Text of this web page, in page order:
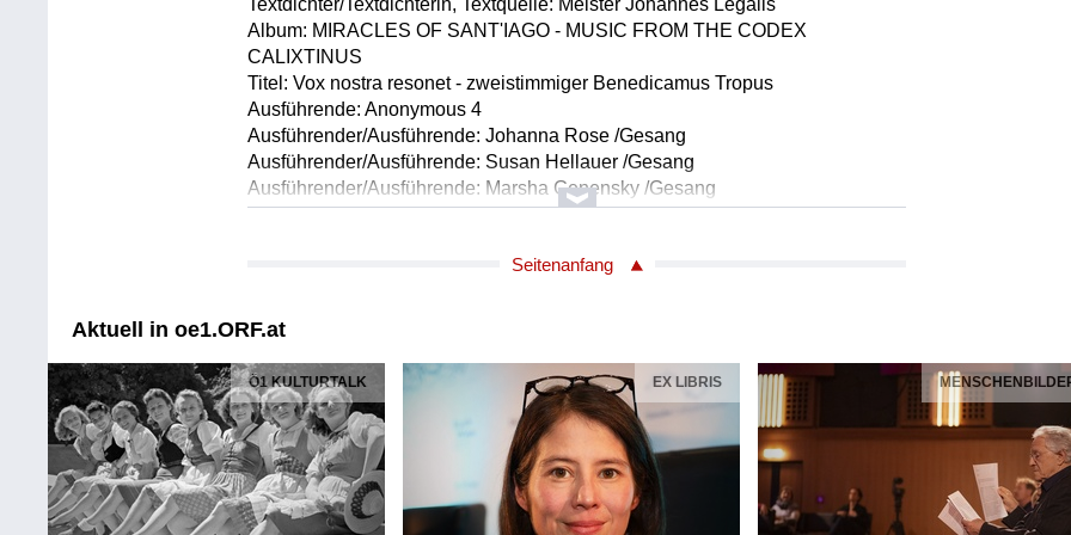
Textdichter/Textdichterin, Textquelle: Meister Johannes Legalis
Album: MIRACLES OF SANT'IAGO - MUSIC FROM THE CODEX
CALIXTINUS
Titel: Vox nostra resonet - zweistimmiger Benedicamus Tropus
Ausführende: Anonymous 4
Ausführender/Ausführende: Johanna Rose /Gesang
Ausführender/Ausführende: Susan Hellauer /Gesang
Ausführender/Ausführende: Marsha Genensky /Gesang
Ausführender/Ausführende: Ruth Cunningham /Gesang
Label: Harmonia mundi HMU 907156
Komponist/Komponistin: Joseph Haydn/1732 - 1809
* Agnus Dei : Dona nobis pacem (00:03:49)
Populartitel: Theresienmesse
Missa
Leitung: Sir Neville Marriner
Orchester: Staatskapelle Dresden
Chor: Chor des Leipziger Rundfunks
Choreinstudierung: Jörg Peter Weigele
Seitenanfang
Aktuell in oe1.ORF.at
Ö1 KULTURTALK EX LIBRIS